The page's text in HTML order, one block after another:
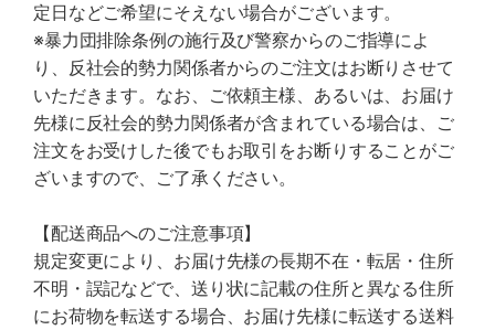
定日などご希望にそえない場合がございます。
※暴力団排除条例の施行及び警察からのご指導によ
り、反社会的勢力関係者からのご注文はお断りさせて
いただきます。なお、ご依頼主様、あるいは、お届け
先様に反社会的勢力関係者が含まれている場合は、ご
注文をお受けした後でもお取引をお断りすることがご
ざいますので、ご了承ください。
【配送商品へのご注意事項】
規定変更により、お届け先様の長期不在・転居・住所
不明・誤記などで、送り状に記載の住所と異なる住所
にお荷物を転送する場合、お届け先様に転送する送料